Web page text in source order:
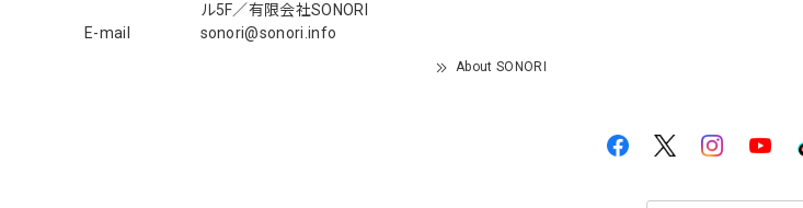
ル5F／有限会社SONORI
E-mail
sonori@sonori.info
About SONORI